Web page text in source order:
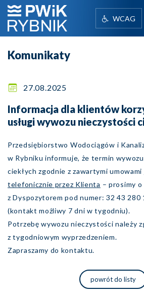
logo
WCAG
Komunikaty
27.08.2025
Informacja dla klientów
usługi wywozu nieczystości
Przedsiębiorstwo Wodociągów i
w Rybniku informuje, że termin
ciekłych zgodnie z zawartymi umowami
telefonicznie przez Klienta – prosimy
z Dyspozytorem pod numer: 32 43 280
(kontakt możliwy 7 dni w tygodniu).
Potrzebę wywozu nieczystości należy
z tygodniowym wyprzedzeniem.
Zapraszamy do kontaktu.
powrót do listy